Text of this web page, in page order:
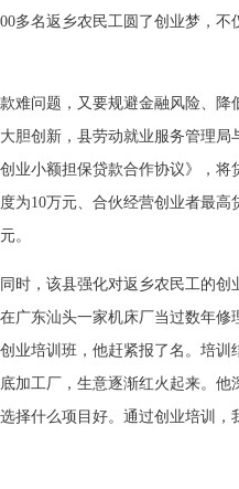
名返乡农民工圆了创业梦，不
问题，又要规避金融风险、降
胆创新，县劳动就业服务管理局
业小额担保贷款合作协议》，将
为10万元、合伙经营创业者最高
。
，该县强化对返乡农民工的创
广东汕头一家机床厂当过数年修
业培训班，他赶紧报了名。培训
加工厂，生意逐渐红火起来。他
择什么项目好。通过创业培训，